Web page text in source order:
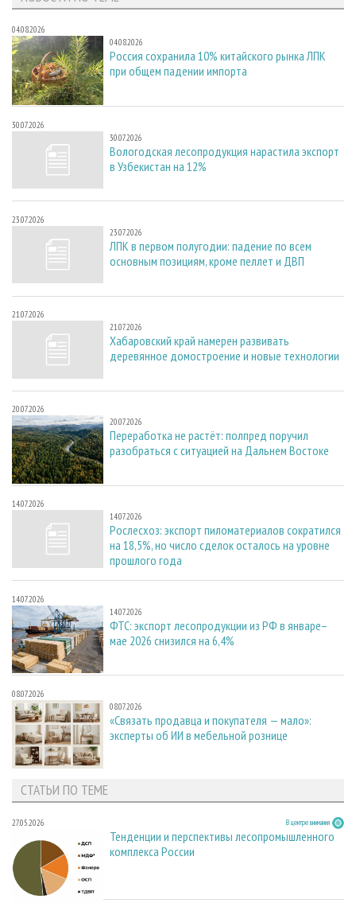
04.08.2026
04.08.2026
Россия сохранила 10% китайского рынка ЛПК
при общем падении импорта
30.07.2026
30.07.2026
Вологодская лесопродукция нарастила экспорт
в Узбекистан на 12%
23.07.2026
23.07.2026
ЛПК в первом полугодии: падение по всем
основным позициям, кроме пеллет и ДВП
21.07.2026
21.07.2026
Хабаровский край намерен развивать
деревянное домостроение и новые технологии
20.07.2026
20.07.2026
Переработка не растёт: полпред поручил
разобраться с ситуацией на Дальнем Востоке
14.07.2026
14.07.2026
Рослесхоз: экспорт пиломатериалов сократился
на 18,5%, но число сделок осталось на уровне
прошлого года
14.07.2026
14.07.2026
ФТС: экспорт лесопродукции из РФ в январе–
мае 2026 снизился на 6,4%
08.07.2026
08.07.2026
«Связать продавца и покупателя — мало»:
эксперты об ИИ в мебельной рознице
СТАТЬИ ПО ТЕМЕ
27.05.2026 В центре внимания
Тенденции и перспективы лесопромышленного
комплекса России